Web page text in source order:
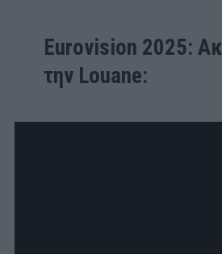
Eurovision 2025:
την Louane: